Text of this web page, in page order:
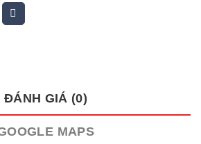
ĐÁNH GIÁ (0)
MAPS